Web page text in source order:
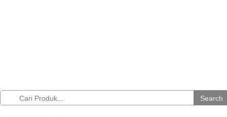
Search